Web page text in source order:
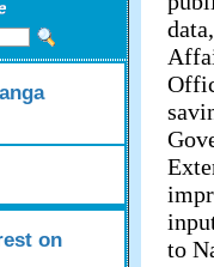
on
to